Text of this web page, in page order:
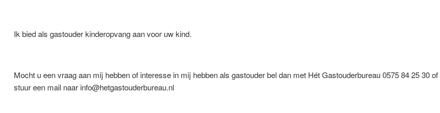
Ik bied als gastouder kinderopvang aan voor uw kind.
Mocht u een vraag aan mij hebben of interesse in mij hebben als gastouder bel dan met Hét Gastouderbureau 0575 84 25 30 of
stuur een mail naar info@hetgastouderbureau.nl